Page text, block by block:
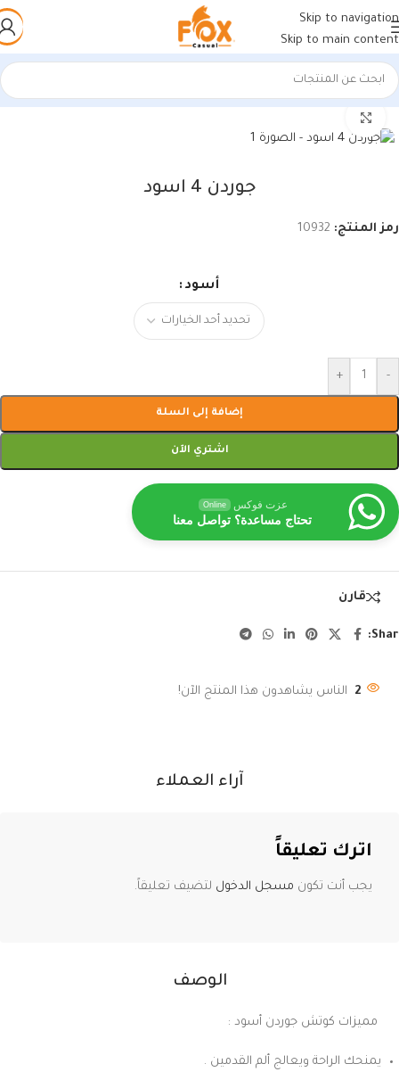
Skip to navigation
Skip to main content
الرئيسية/أحذية رجالي/كوتشي رجالي
جوردن 4 اسود
رمز المنتج: 10932
أسود
-
+
إضافة إلى السلة
اشتري الآن
عزت فوكس Online
تحتاج مساعدة؟ تواصل معنا
قارن
2 الناس يشاهدون هذا المنتج الآن!
الوصف
مميزات كوتش جوردن أسود :
يمنحك الراحة ويعالج ألم القدمين .
آراء العملاء
اترك تعليقاً
يجب أنت تكون مسجل الدخول لتضيف تعليقاً.